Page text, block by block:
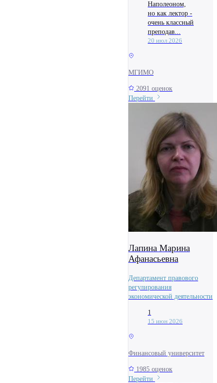
Наполеоном,
но как лектор -
очень классный
преподав...
20 июл 2026
МГИМО
2091 оценок
Перейти
Лапина Марина
Афанасьевна
Департамент правового
регулирования
экономической деятельности
1
15 июн 2026
Финансовый университет
1985 оценок
Перейти